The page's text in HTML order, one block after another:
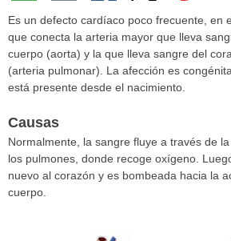
Es un defecto cardíaco poco frecuente, en
que conecta la arteria mayor que lleva
cuerpo (aorta) y la que lleva sangre del
(arteria pulmonar). La afección es
está presente desde el nacimiento.
Causas
Normalmente, la sangre fluye a través de
los pulmones, donde recoge oxígeno.
nuevo al corazón y es bombeada hacia la
cuerpo.